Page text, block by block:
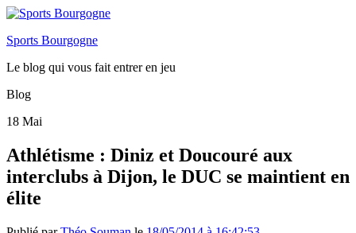
Sports Bourgogne
Le blog qui vous fait entrer en jeu
Blog
18 Mai
Athlétisme : Diniz et Doucouré aux
interclubs à Dijon, le DUC se maintient en
élite